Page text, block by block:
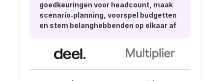
goedkeuringen voor headcount, maak
scenario‑planning, voorspel budgetten
en stem belanghebbenden op elkaar af